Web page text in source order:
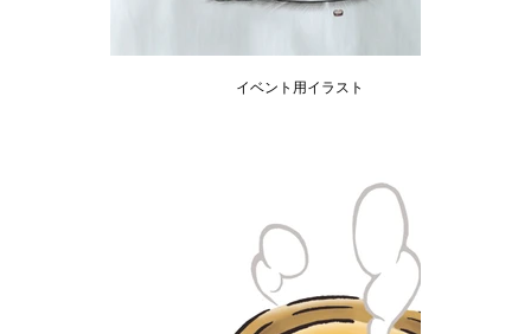
イベント用イラスト